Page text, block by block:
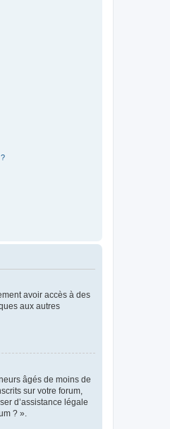
avoir accès à des
aux autres
âgés de moins de
sur votre forum,
d’assistance légale
? ».